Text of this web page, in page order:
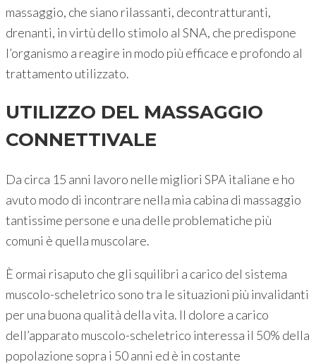
massaggio, che siano rilassanti, decontratturanti,
drenanti, in virtù dello stimolo al SNA, che predispone
l’organismo a reagire in modo più efficace e profondo al
trattamento utilizzato.
UTILIZZO DEL MASSAGGIO
CONNETTIVALE
Da circa 15 anni lavoro nelle migliori SPA italiane e ho
avuto modo di incontrare nella mia cabina di massaggio
tantissime persone e una delle problematiche più
comuni è quella muscolare.
È ormai risaputo che gli squilibri a carico del sistema
muscolo-scheletrico sono tra le situazioni più invalidanti
per una buona qualità della vita. Il dolore a carico
dell’apparato muscolo-scheletrico interessa il 50% della
popolazione sopra i 50 anni ed è in costante